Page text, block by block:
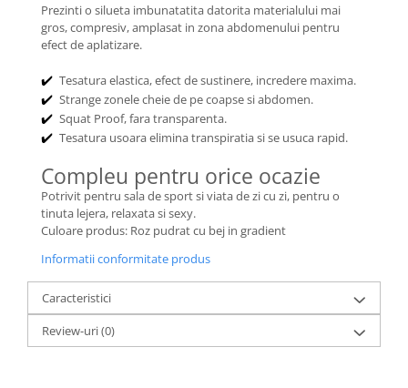
Prezinti o silueta imbunatatita datorita materialului mai
gros, compresiv, amplasat in zona abdomenului pentru
efect de aplatizare.
✔️ Tesatura elastica, efect de sustinere, incredere maxima.
✔️ Strange zonele cheie de pe coapse si abdomen.
✔️ Squat Proof, fara transparenta.
✔️ Tesatura usoara elimina transpiratia si se usuca rapid.
Compleu pentru orice ocazie
Potrivit pentru sala de sport si viata de zi cu zi, pentru o
tinuta lejera, relaxata si sexy.
Culoare produs: Roz pudrat cu bej in gradient
Informatii conformitate produs
Caracteristici
Review-uri(0)